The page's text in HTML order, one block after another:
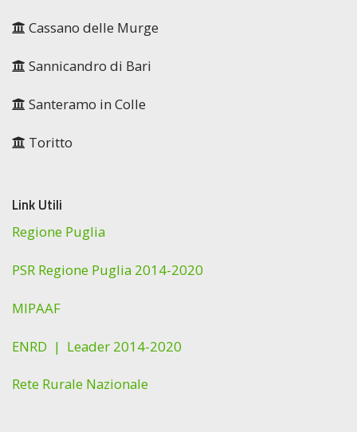
Cassano delle Murge
Sannicandro di Bari
Santeramo in Colle
Toritto
Link Utili
Regione Puglia
PSR Regione Puglia 2014-2020
MIPAAF
ENRD | Leader 2014-2020
Rete Rurale Nazionale